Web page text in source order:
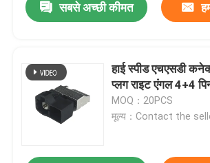
सबसे अच्छी कीमत
हाई स्पीड एचएसडी
प्लग राइट एंगल 4+4
MOQ：20PCS
मूल्य：Contact the